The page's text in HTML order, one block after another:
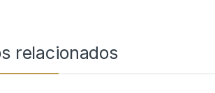
relacionados